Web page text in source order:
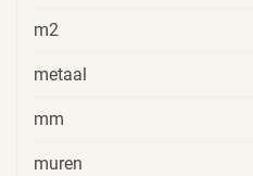
m2
metaal
mm
muren